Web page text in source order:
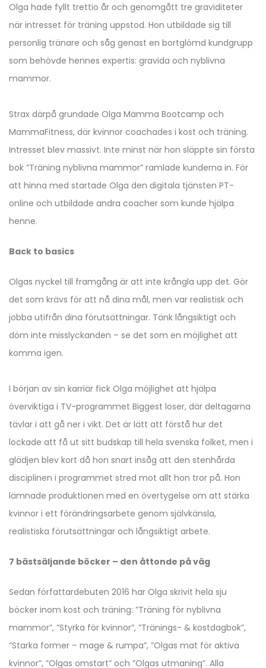
Olga hade fyllt trettio år och genomgått tre graviditeter
när intresset för träning uppstod. Hon utbildade sig till
personlig tränare och såg genast en bortglömd kundgrupp
som behövde hennes expertis: gravida och nyblivna
mammor.
Strax därpå grundade Olga Mamma Bootcamp och
MammaFitness, där kvinnor coachades i kost och träning.
Intresset blev massivt. Inte minst när hon släppte sin första
bok ”Träning nyblivna mammor” ramlade kunderna in. För
att hinna med startade Olga den digitala tjänsten PT-
online och utbildade andra coacher som kunde hjälpa
henne.
Back to basics
Olgas nyckel till framgång är att inte krångla upp det. Gör
det som krävs för att nå dina mål, men var realistisk och
jobba utifrån dina förutsättningar. Tänk långsiktigt och
döm inte misslyckanden – se det som en möjlighet att
komma igen.
I början av sin karriär fick Olga möjlighet att hjälpa
överviktiga i TV-programmet Biggest loser, där deltagarna
tävlar i att gå ner i vikt. Det är lätt att förstå hur det
lockade att få ut sitt budskap till hela svenska folket, men i
glädjen blev kort då hon snart insåg att den stenhårda
disciplinen i programmet stred mot allt hon tror på. Hon
lämnade produktionen med en övertygelse om att stärka
kvinnor i ett förändringsarbete genom självkänsla,
realistiska förutsättningar och långsiktigt arbete.
7 bästsäljande böcker – den åttonde på väg
Sedan författardebuten 2016 har Olga skrivit hela sju
böcker inom kost och träning: ”Träning för nyblivna
mammor”, ”Styrka för kvinnor”, ”Tränings- & kostdagbok”,
”Starka former – mage & rumpa”, ”Olgas mat för aktiva
kvinnor”, ”Olgas omstart” och ”Olgas utmaning”. Alla